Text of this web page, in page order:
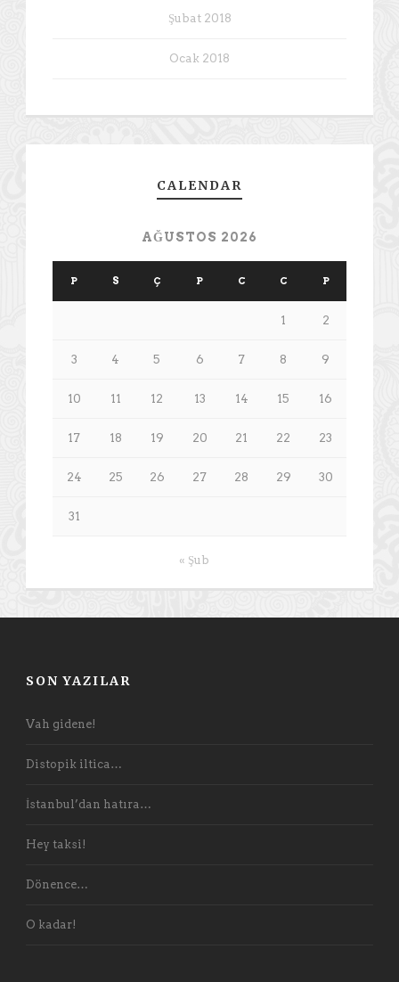
Şubat 2018
Ocak 2018
CALENDAR
AĞUSTOS 2026
P S Ç P C C P
1 2
3 4 5 6 7 8 9
10 11 12 13 14 15 16
17 18 19 20 21 22 23
24 25 26 27 28 29 30
31
« Şub
SON YAZILAR
Vah gidene!
Distopik iltica…
İstanbul’dan hatıra…
Hey taksi!
Dönence…
O kadar!